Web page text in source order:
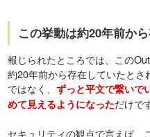
この挙動は約20年前か
報じられたところでは、この
約20年前から存在していたと
ではなく、ずっと平文で繋いで
めて見えるようになっただけで
セキュリティの観点で言えば、